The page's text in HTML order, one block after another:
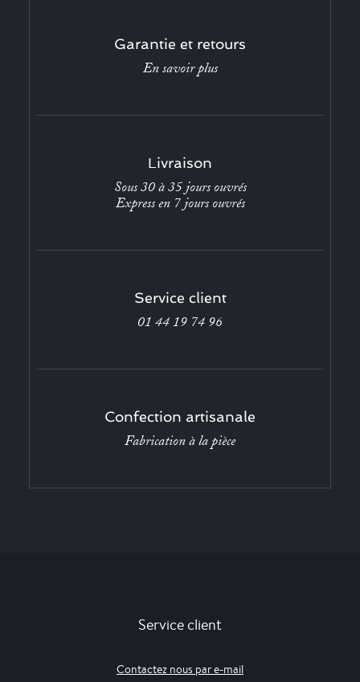
Garantie et retours
En savoir plus
Livraison
Sous 30 à 35 jours ouvrés
Express en 7 jours ouvrés
Service client
01 44 19 74 96
Confection artisanale
Fabrication à la pièce
Service client
Contactez nous par e-mail